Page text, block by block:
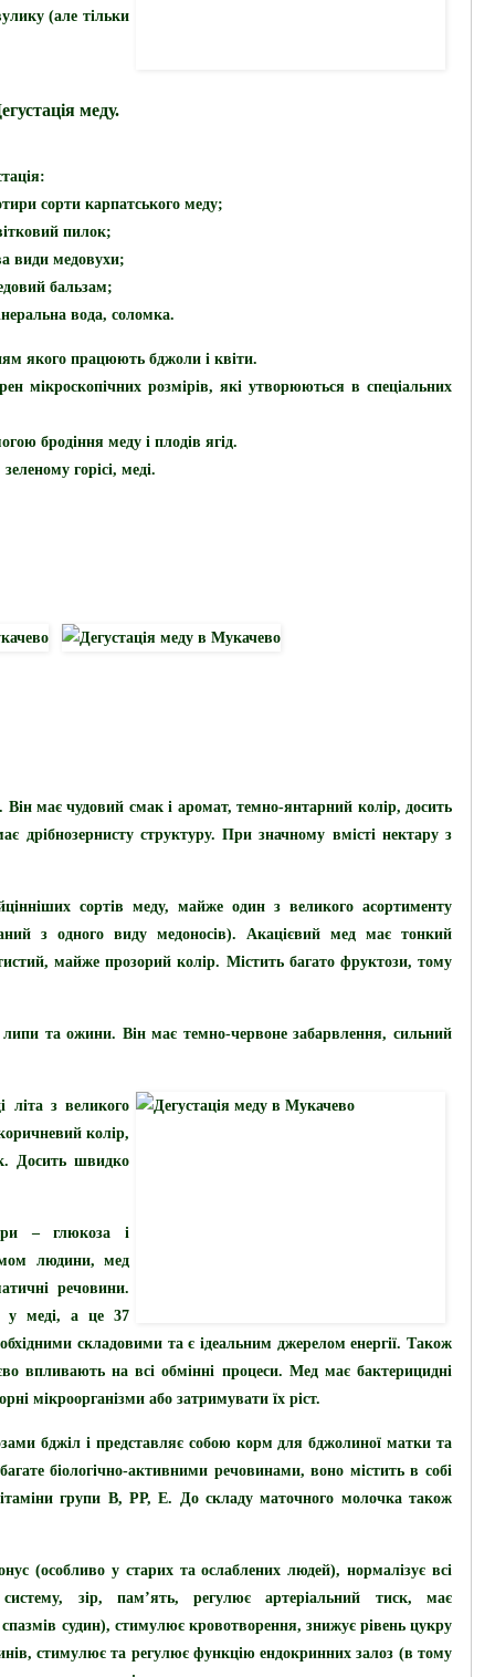
(але тільки
меду.
сорти карпатського меду;
пилок;
види медовухи;
бальзам;
вода, соломка.
якого працюють бджоли і квіти.
мікроскопічних розмірів, які утворюються в спеціальних
бродіння меду і плодів ягід.
горісі, меді.
має чудовий смак і аромат, темно-янтарний колір, досить
дрібнозернисту структуру. При значному вмісті нектару з
сортів меду, майже один з великого асортименту
з одного виду медоносів). Акацієвий мед має тонкий
майже прозорий колір. Містить багато фруктози, тому
липи та ожини. Він має темно-червоне забарвлення, сильний
літа з великого
колір,
Досить швидко
– глюкоза і
людини, мед
речовини.
у меді, а це 37
складовими та є ідеальним джерелом енергії. Також
впливають на всі обмінні процеси. Мед має бактерицидні
мікроорганізми або затримувати їх ріст.
бджіл і представляє собою корм для бджолиної матки та
біологічно-активними речовинами, воно містить в собі
групи В, РР, Е. До складу маточного молочка також
(особливо у старих та ослаблених людей), нормалізує всі
зір, пам’ять, регулює артеріальний тиск, має
спазмів судин), стимулює кровотворення, знижує рівень цукру
стимулює та регулює функцію ендокринних залоз (в тому